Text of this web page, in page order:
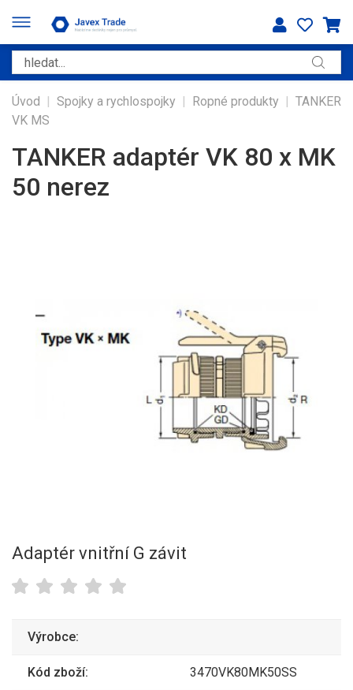
Úvod | Spojky a rychlospojky | Ropné produkty | TANKER
VK MS
TANKER adaptér VK 80 x MK
50 nerez
Adaptér vnitřní G závit
Výrobce:
Kód zboží: 3470VK80MK50SS